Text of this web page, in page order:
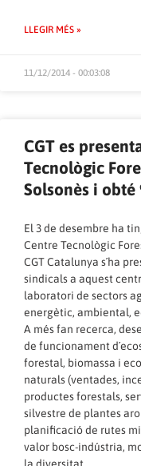
LLEGIR MÉS »
11/12/2014 - 00:03:08
CGT es
Tecnològic
Solsonès i
El 3 de desembre ha
Centre Tecnològic
CGT Catalunya s´ha
sindicals a aquest
laboratori de sectors
energètic, ambiental,
A més fan recerca,
de funcionament
forestal, biomassa i
naturals (ventades,
productes forestals,
silvestre de plantes
planificació de rutes
valor bosc-indústria,